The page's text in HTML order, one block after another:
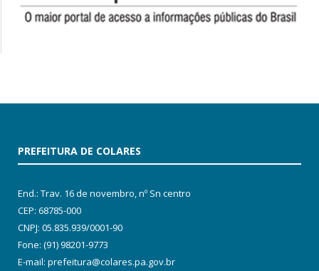
PREFEITURA DE COLARES
End.: Trav. 16 de novembro, nº Sn centro
CEP: 68785-000
CNPJ: 05.835.939/0001-90
Fone: (91) 98201-9773
E-mail: prefeitura@colares.pa.gov.br